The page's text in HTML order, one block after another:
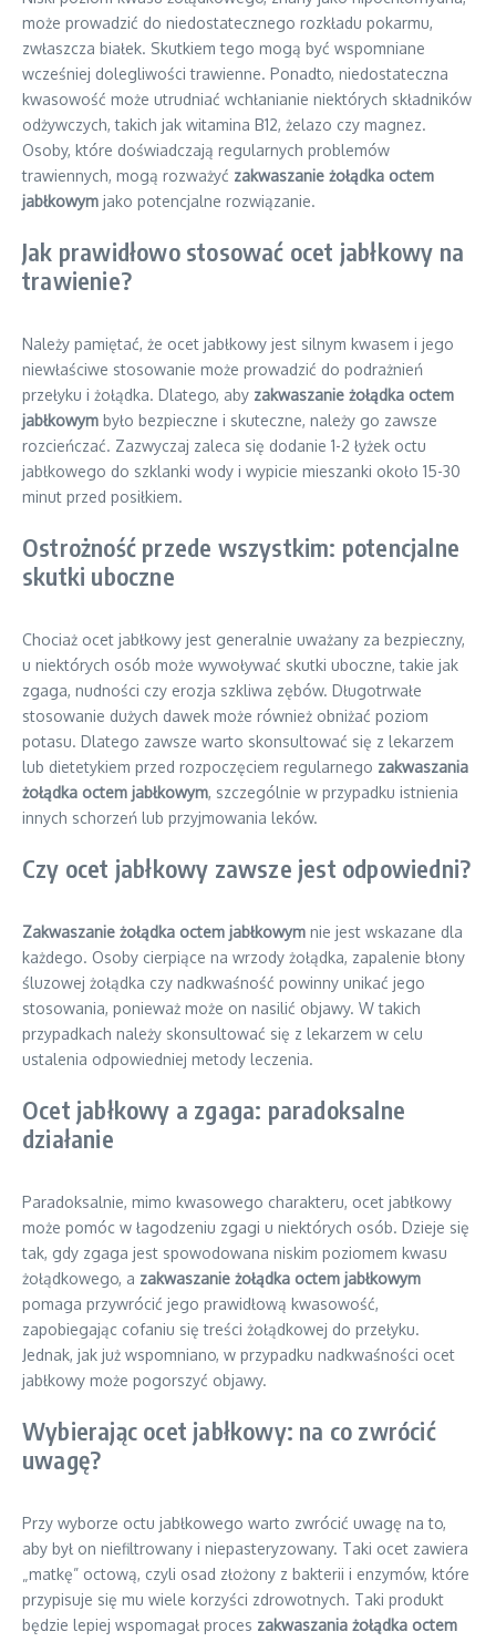
może prowadzić do niedostatecznego rozkładu pokarmu,
zwłaszcza białek. Skutkiem tego mogą być wspomniane
wcześniej dolegliwości trawienne. Ponadto, niedostateczna
kwasowość może utrudniać wchłanianie niektórych składników
odżywczych, takich jak witamina B12, żelazo czy magnez.
Osoby, które doświadczają regularnych problemów
trawiennych, mogą rozważyć zakwaszanie żołądka octem
jabłkowym jako potencjalne rozwiązanie.
Jak prawidłowo stosować ocet jabłkowy na
trawienie?
Należy pamiętać, że ocet jabłkowy jest silnym kwasem i jego
niewłaściwe stosowanie może prowadzić do podrażnień
przełyku i żołądka. Dlatego, aby zakwaszanie żołądka octem
jabłkowym było bezpieczne i skuteczne, należy go zawsze
rozcieńczać. Zazwyczaj zaleca się dodanie 1-2 łyżek octu
jabłkowego do szklanki wody i wypicie mieszanki około 15-30
minut przed posiłkiem.
Ostrożność przede wszystkim: potencjalne
skutki uboczne
Chociaż ocet jabłkowy jest generalnie uważany za bezpieczny,
u niektórych osób może wywoływać skutki uboczne, takie jak
zgaga, nudności czy erozja szkliwa zębów. Długotrwałe
stosowanie dużych dawek może również obniżać poziom
potasu. Dlatego zawsze warto skonsultować się z lekarzem
lub dietetykiem przed rozpoczęciem regularnego zakwaszania
żołądka octem jabłkowym, szczególnie w przypadku istnienia
innych schorzeń lub przyjmowania leków.
Czy ocet jabłkowy zawsze jest odpowiedni?
Zakwaszanie żołądka octem jabłkowym nie jest wskazane dla
każdego. Osoby cierpiące na wrzody żołądka, zapalenie błony
śluzowej żołądka czy nadkwaśność powinny unikać jego
stosowania, ponieważ może on nasilić objawy. W takich
przypadkach należy skonsultować się z lekarzem w celu
ustalenia odpowiedniej metody leczenia.
Ocet jabłkowy a zgaga: paradoksalne
działanie
Paradoksalnie, mimo kwasowego charakteru, ocet jabłkowy
może pomóc w łagodzeniu zgagi u niektórych osób. Dzieje się
tak, gdy zgaga jest spowodowana niskim poziomem kwasu
żołądkowego, a zakwaszanie żołądka octem jabłkowym
pomaga przywrócić jego prawidłową kwasowość,
zapobiegając cofaniu się treści żołądkowej do przełyku.
Jednak, jak już wspomniano, w przypadku nadkwaśności ocet
jabłkowy może pogorszyć objawy.
Wybierając ocet jabłkowy: na co zwrócić
uwagę?
Przy wyborze octu jabłkowego warto zwrócić uwagę na to,
aby był on niefiltrowany i niepasteryzowany. Taki ocet zawiera
„matkę” octową, czyli osad złożony z bakterii i enzymów, które
przypisuje się mu wiele korzyści zdrowotnych. Taki produkt
będzie lepiej wspomagał proces zakwaszania żołądka octem